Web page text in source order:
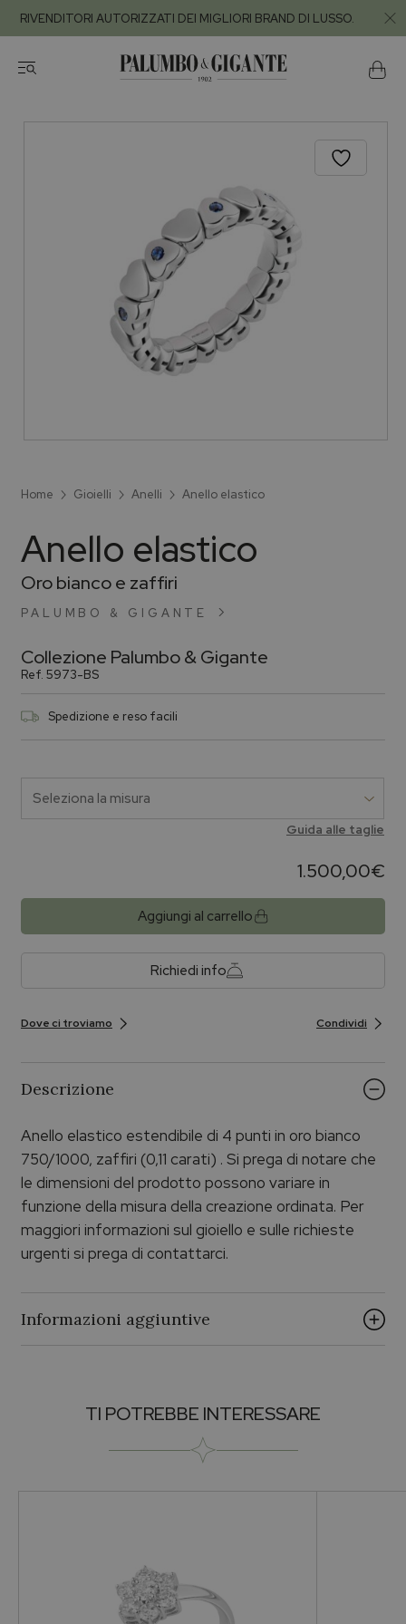
RIVENDITORI AUTORIZZATI DEI MIGLIORI BRAND DI LUSSO.
Home Gioielli Anelli Anello elastico
PALUMBO & GIGANTE
Anello elastico
Oro bianco e zaffiri
Collezione Palumbo & Gigante
Ref. 5973-BS
Spedizione e reso facili
Guida alle taglie
1.500,00€
Aggiungi al carrello
Richiedi info
Dove ci troviamo Condividi
Descrizione
Anello elastico estendibile di 4 punti in oro bianco
750/1000, zaffiri (0,11 carati) . Si prega di notare che
le dimensioni del prodotto possono variare in
funzione della misura della creazione ordinata. Per
maggiori informazioni sul gioiello e sulle richieste
urgenti si prega di contattarci.
Informazioni aggiuntive
PALUMBO & GIGANTE
Zaffiri
TI POTREBBE INTERESSARE